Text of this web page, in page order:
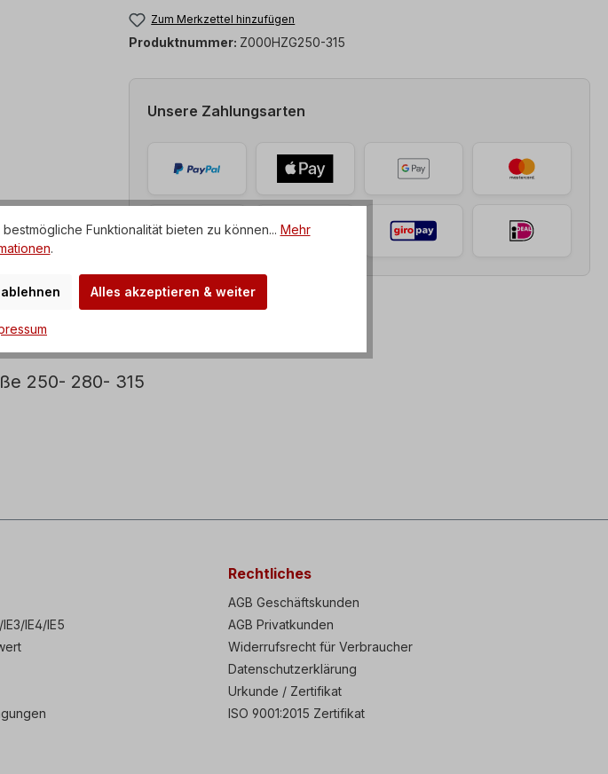
Zum Merkzettel hinzufügen
Produktnummer: Z000HZG250-315
Unsere Zahlungsarten
250- 280- 315
IE4/IE5
Rechtliches
AGB Geschäftskunden
AGB Privatkunden
Widerrufsrecht für Verbraucher
Datenschutzerklärung
Urkunde / Zertifikat
ISO 9001:2015 Zertifikat
Funktionalität bieten zu können... Mehr
.
Alles akzeptieren & weiter